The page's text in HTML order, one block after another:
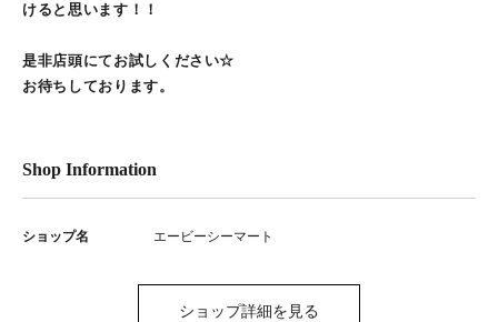
けると思います！！
是非店頭にてお試しください☆
お待ちしております。
Shop Information
ショップ名 エービーシーマート
ショップ詳細を見る